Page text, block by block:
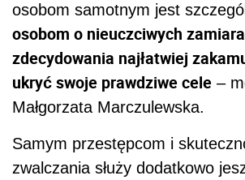
osobom samotnym jest
osobom o nieuczciwych
zdecydowania najłatwiej
ukryć swoje prawdziwe cele –
Małgorzata Marczulewska.
Samym przestępcom i
zwalczania służy dodatkowo